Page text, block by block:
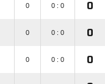
0 0 : 0 0
0 0 : 0 0
0 0 : 0 0